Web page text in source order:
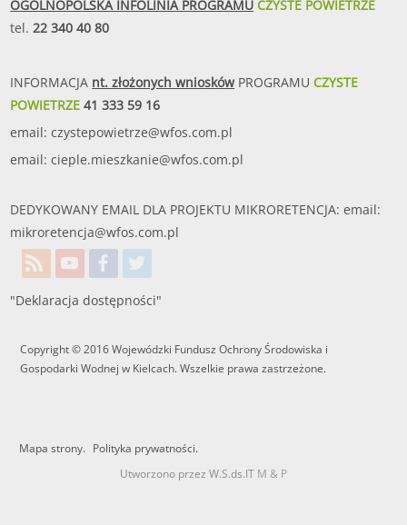
OGÓLNOPOLSKA INFOLINIA PROGRAMU CZYSTE POWIETRZE
tel.22 340 40 80
INFORMACJA nt. złożonych wniosków PROGRAMUCZYSTE
POWIETRZE 41 333 59 16
email:czystepowietrze@wfos.com.pl
email:cieple.mieszkanie@wfos.com.pl
DEDYKOWANY EMAIL DLA PROJEKTU MIKRORETENCJA: email:
mikroretencja@wfos.com.pl
"Deklaracja dostępności"
Copyright © 2016 Wojewódzki Fundusz Ochrony Środowiska i
Gospodarki Wodnej w Kielcach. Wszelkie prawa zastrzeżone.
Mapa strony. Polityka prywatności.
Utworzono przez W.S.ds.IT M & P